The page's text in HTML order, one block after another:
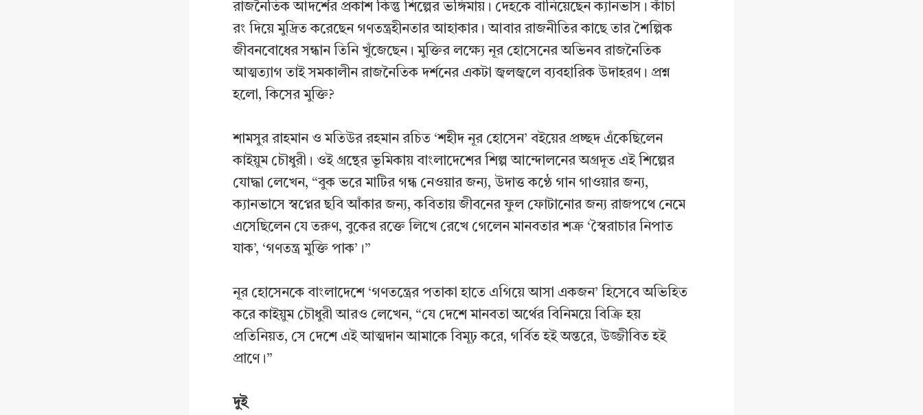
রাজনৈতিক আদর্শের প্রকাশ কিন্তু শিল্পের ভঙ্গিমায়। দেহকে বানিয়েছেন ক্যানভাস। কাঁচা
রং দিয়ে মুদ্রিত করেছেন গণতন্ত্রহীনতার আহাকার। আবার রাজনীতির কাছে তার শৈল্পিক
জীবনবোধের সন্ধান তিনি খুঁজেছেন। মুক্তির লক্ষ্যে নূর হোসেনের অভিনব রাজনৈতিক
আত্মত্যাগ তাই সমকালীন রাজনৈতিক দর্শনের একটা জ্বলজ্বলে ব্যবহারিক উদাহরণ। প্রশ্ন
হলো, কিসের মুক্তি?
শামসুর রাহমান ও মতিউর রহমান রচিত ‘শহীদ নূর হোসেন’ বইয়ের প্রচ্ছদ এঁকেছিলেন
কাইয়ুম চৌধুরী। ওই গ্রন্থের ভূমিকায় বাংলাদেশের শিল্প আন্দোলনের অগ্রদূত এই শিল্পের
যোদ্ধা লেখেন, “বুক ভরে মাটির গন্ধ নেওয়ার জন্য, উদাত্ত কণ্ঠে গান গাওয়ার জন্য,
ক্যানভাসে স্বপ্নের ছবি আঁকার জন্য, কবিতায় জীবনের ফুল ফোটানোর জন্য রাজপথে নেমে
এসেছিলেন যে তরুণ, বুকের রক্তে লিখে রেখে গেলেন মানবতার শত্রু ‘স্বৈরাচার নিপাত
যাক’, ‘গণতন্ত্র মুক্তি পাক’।”
নূর হোসেনকে বাংলাদেশে ‘গণতন্ত্রের পতাকা হাতে এগিয়ে আসা একজন’ হিসেবে অভিহিত
করে কাইয়ুম চৌধুরী আরও লেখেন, “যে দেশে মানবতা অর্থের বিনিময়ে বিক্রি হয়
প্রতিনিয়ত, সে দেশে এই আত্মদান আমাকে বিমূঢ় করে, গর্বিত হই অন্তরে, উজ্জীবিত হই
প্রাণে।”
দুই